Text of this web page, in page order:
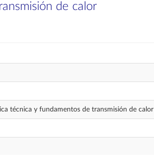
de calor
técnica y fundamentos de transmisión de calor